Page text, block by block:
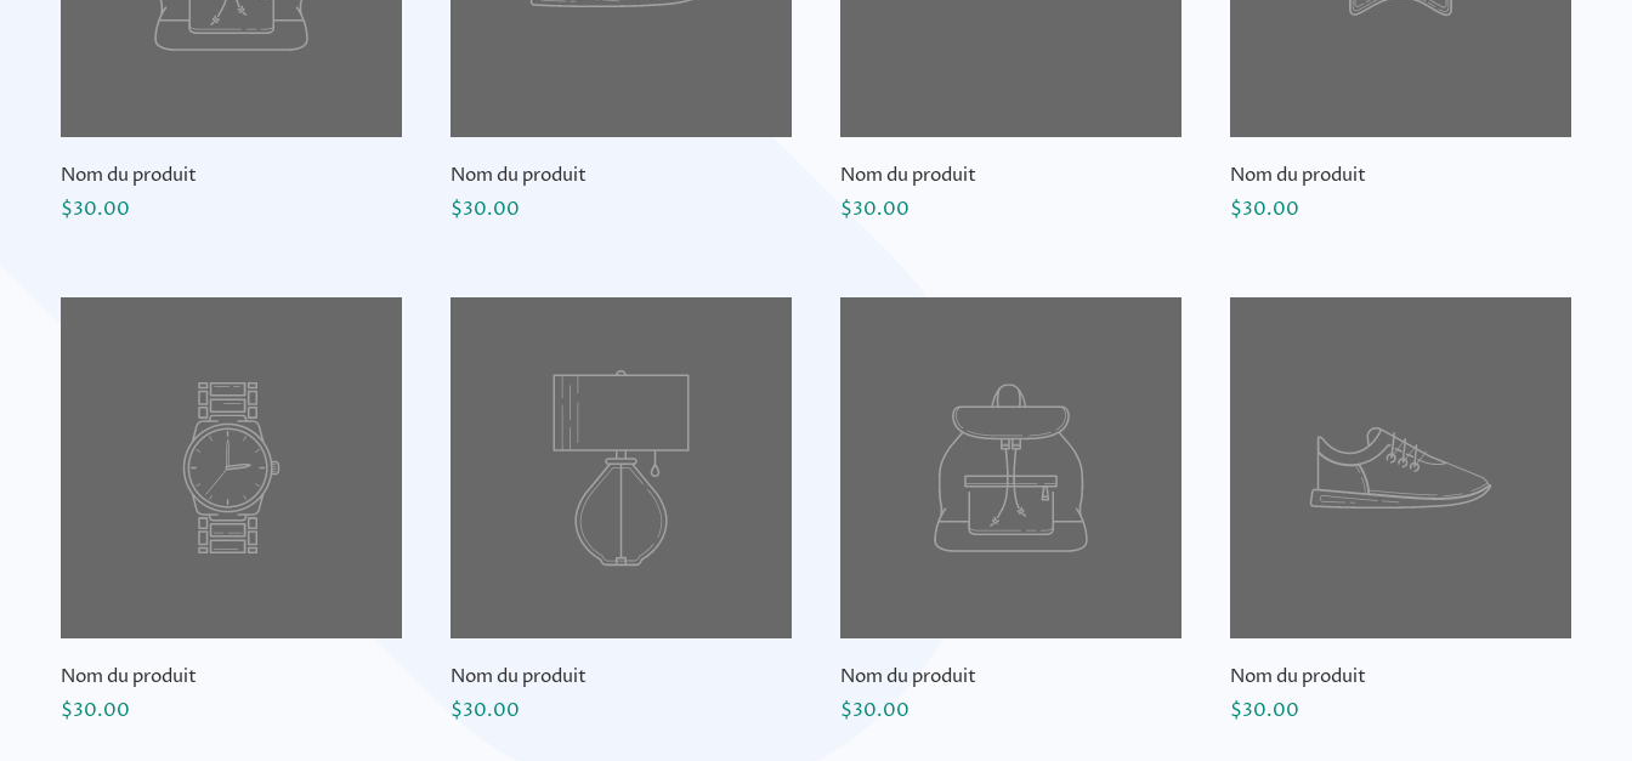
Nom du produit
$30.00
Nom du produit
$30.00
Nom du produit
$30.00
Nom du produit
$30.00
Nom du produit
$30.00
Nom du produit
$30.00
Nom du produit
$30.00
Nom du produit
$30.00